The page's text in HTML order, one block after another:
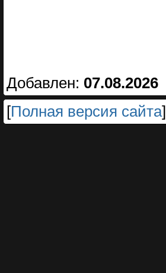
Добавлен: 07.08.2026
[Полная версия сайта]